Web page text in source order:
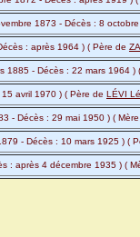
1873 - Décès : 8
: après 1964 ) ( Père de
1885 - Décès : 22 mars 1964 )
avril 1970 ) ( Père de LÉVI
- Décès : 29 mai 1950 ) (
- Décès : 10 mars 1925 ) (
: après 4 décembre 1935 ) (